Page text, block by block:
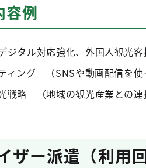
容例
ジタル対応強化、外国人観光客
ィング （SNSや動画配信を使
戦略 （地域の観光産業との連
ザー派遣（利用